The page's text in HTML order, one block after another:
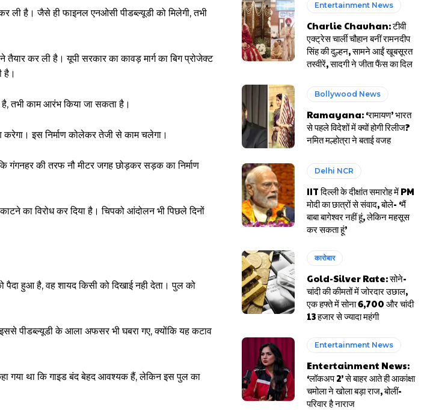
ली है। जैसे ही फाइनल एनओसी पीडब्ल्यूडी को मिलेगी, तभी
कर ली है। यूपी सरकार का कावड़ मार्ग का बिग प्रोजेक्ट
है।
तभी काम आरंभ किया जा सकता है।
करेगा। इस निर्माण कोलेकर तेजी से काम चलेगा।
गंगनहर की तरफ नौ मीटर जगह छोड़कर सड़क का निर्माण
का विरोध कर दिया है। चिपको आंदोलन भी पिछले दिनों
पैदा हुआ है, वह शायद किसी को दिखाई नही देता। पुल को
पीडब्ल्यूडी के आला अफसर भी घबरा गए, क्योंकि यह कटाव
गया था कि गाइड बंद बेहद आवश्यक हैं, लेकिन इस पुल का
Entertainment News
Charlie Chauhan: टीवी
एक्ट्रेस चार्ली चौहान बनीं रामनदीप
सिंह की दुल्हन, सामने आईं खूबसूरत
तस्वीरें, सादगी ने जीता फैंस का दिल
Bollywood News
Ramayana: ‘रामायण’ भारत
से पहले विदेशों में क्यों होगी रिलीज?
नमित मल्होत्रा ने बताई वजह
Delhi NCR
IIT दिल्ली के दीक्षांत समारोह में PM
मोदी का छात्रों से संवाद, बोले- ‘मैं
बाबा बागेश्वर नहीं हूं, लेकिन महसूस
कर सकता हूं’
कारोबार
Gold-Silver Rate: सोने-
चांदी की कीमतों में जोरदार उछाल,
एक हफ्ते में सोना ₹6,700 और चांदी
₹13 हजार से ज्यादा महंगी
Entertainment News
Entertainment News:
‘लॉकअप 2’ से बाहर आते ही आकांक्षा
चमोला ने खोला बड़ा राज, बोलीं-
परिवार है नाराज